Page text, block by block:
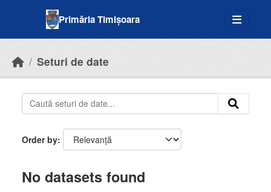
Primăria Timișoara
Seturi de date
Order by
No datasets found